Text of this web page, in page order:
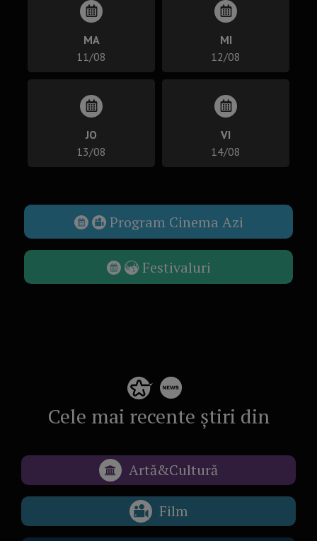
MA
11/08
MI
12/08
JO
13/08
VI
14/08
Program Cinema Azi
Festivaluri
Cele mai recente știri din
Artă&Cultură
Film